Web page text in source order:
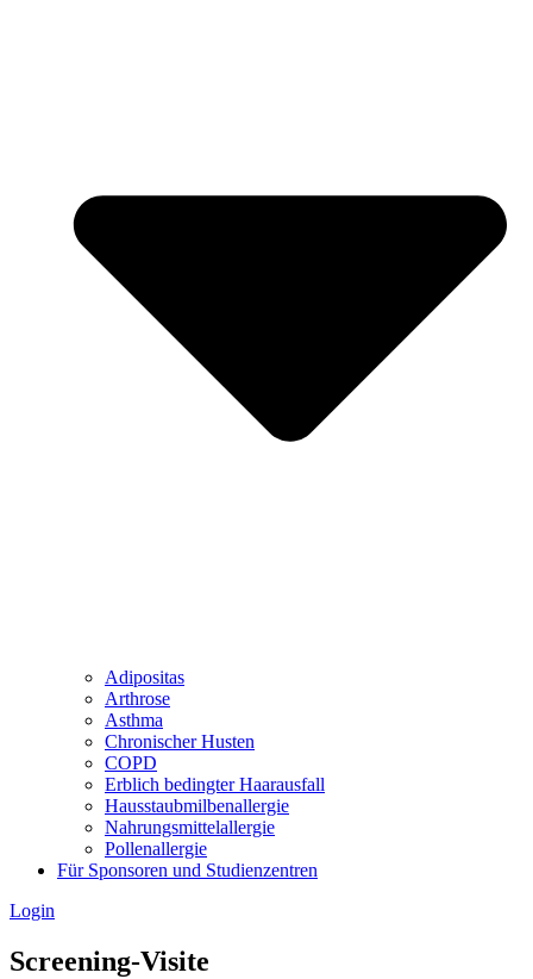
Adipositas
Arthrose
Asthma
Chronischer Husten
COPD
Erblich bedingter Haarausfall
Hausstaubmilbenallergie
Nahrungsmittelallergie
Pollenallergie
Für Sponsoren und Studienzentren
Login
Screening-Visite